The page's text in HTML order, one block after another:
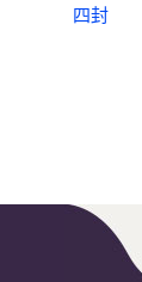
四